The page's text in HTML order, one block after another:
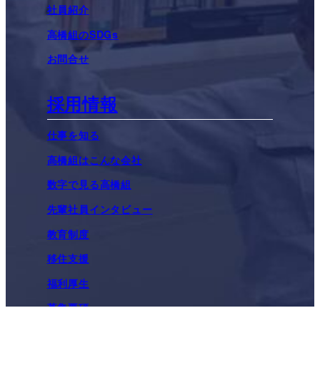
社員紹介
高橋組のSDGs
お問合せ
採用情報
仕事を知る
高橋組はこんな会社
数字で見る高橋組
先輩社員インタビュー
教育制度
移住支援
福利厚生
募集要項